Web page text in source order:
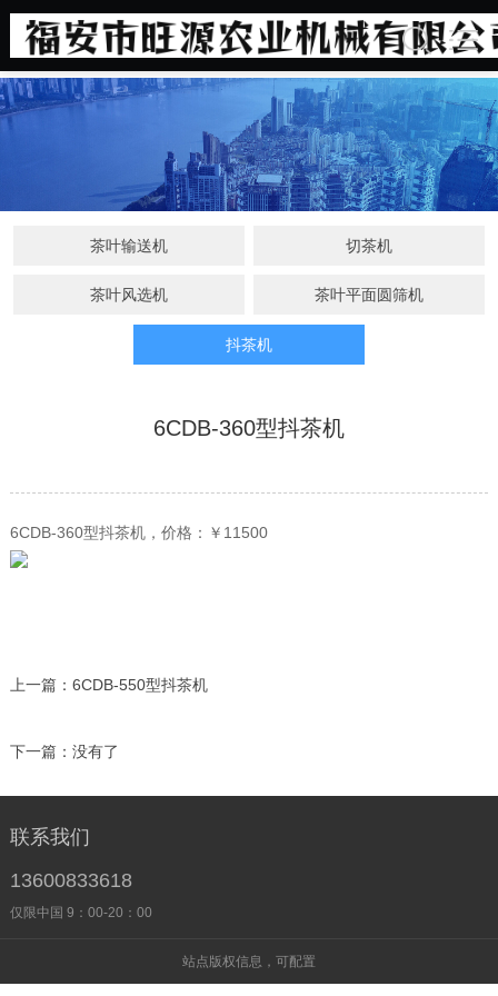
茶叶输送机 切茶机
茶叶风选机 茶叶平面圆筛机
抖茶机
6CDB-360型抖茶机
6CDB-360型抖茶机，价格：￥11500
上一篇： 6CDB-550型抖茶机
下一篇： 没有了
联系我们
13600833618
仅限中国 9：00-20：00
站点版权信息，可配置